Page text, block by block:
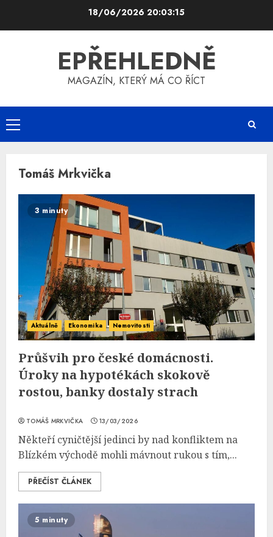
18/06/2026 20:03:16
EPŘEHLEDNĚ
MAGAZÍN, KTERÝ MÁ CO ŘÍCT
Primary
Menu
Tomáš Mrkvička
3 minuty
Aktuálně Ekonomika Nemovitosti
Průšvih pro české domácnosti.
Úroky na hypotékách skokově
rostou, banky dostaly strach
TOMÁŠ MRKVIČKA 13/03/2026
Někteří cyničtější jedinci by nad konfliktem na
Blízkém východě mohli mávnout rukou s tím,...
PŘEČÍST ČLÁNEK
5 minuty